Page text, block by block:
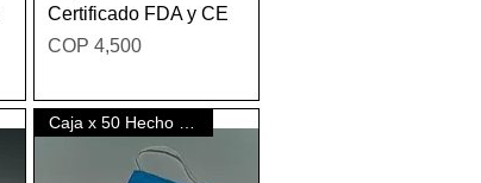
Certificado FDA y CE
Price
COP 4,500